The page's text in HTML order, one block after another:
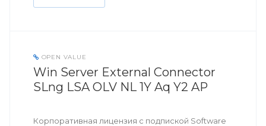
OPEN VALUE
Win Server External Connector
SLng LSA OLV NL 1Y Aq Y2 AP
Корпоративная лицензия с подпиской Software